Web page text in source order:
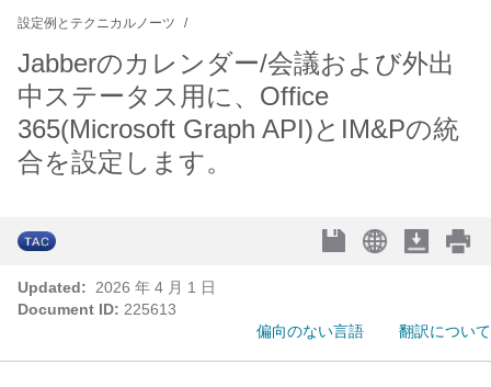
設定例とテクニカルノーツ
Jabberのカレンダー/会議および外出
中ステータス用に、Office
365(Microsoft Graph API)とIM&Pの統
合を設定します。
Updated:
2026 年 4 月 1 日
Document ID: 225613
偏向のない言語
翻訳について